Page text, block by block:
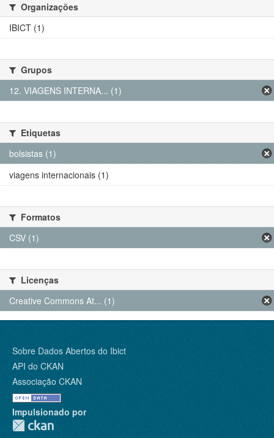
Organizações
IBICT (1)
Grupos
12. VIAGENS INTERNA... (1)
Etiquetas
bolsistas (1)
viagens internacionais (1)
Formatos
CSV (1)
Licenças
Creative Commons At... (1)
Sobre Dados Abertos do Ibict
API do CKAN
Associação CKAN
Impulsionado por